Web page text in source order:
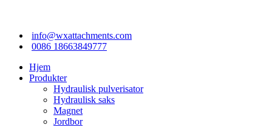
info@wxattachments.com
0086 18663849777
Hjem
Produkter
Hydraulisk pulverisator
Hydraulisk saks
Magnet
Jordbor